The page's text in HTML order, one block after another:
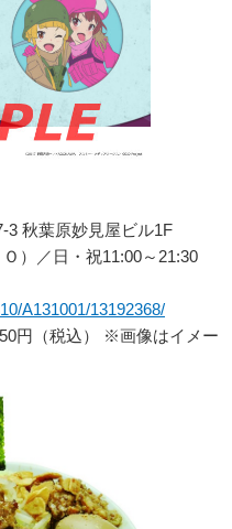
3 秋葉原妙見屋ビル1F
）／日・祝11:00～21:30
A131001/13192368/
円（税込） ※画像はイメー